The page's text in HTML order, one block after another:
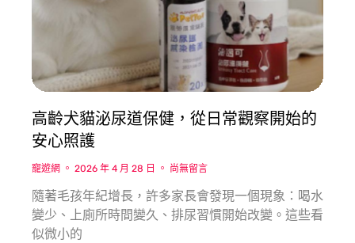
高齡犬貓泌尿道保健，從日常觀察開始的
安心照護
寵遊網 2026 年 4 月 28 日 尚無留言
隨著毛孩年紀增長，許多家長會發現一個現象：喝水
變少、上廁所時間變久、排尿習慣開始改變。這些看
似微小的